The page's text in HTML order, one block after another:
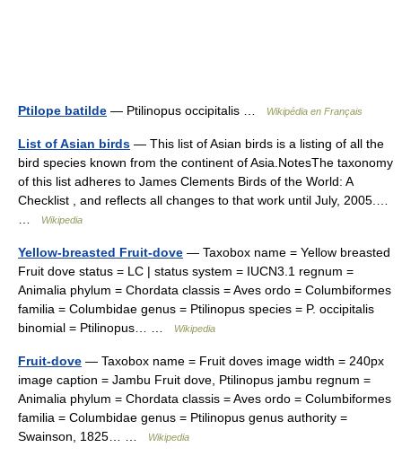
Ptilope batilde — Ptilinopus occipitalis … Wikipédia en Français
List of Asian birds — This list of Asian birds is a listing of all the
bird species known from the continent of Asia.NotesThe taxonomy
of this list adheres to James Clements Birds of the World: A
Checklist , and reflects all changes to that work until July, 2005.…
Wikipedia
Yellow-breasted Fruit-dove — Taxobox name = Yellow breasted
Fruit dove status = LC | status system = IUCN3.1 regnum =
Animalia phylum = Chordata classis = Aves ordo = Columbiformes
familia = Columbidae genus = Ptilinopus species = P. occipitalis
binomial = Ptilinopus… …
Wikipedia
Fruit-dove — Taxobox name = Fruit doves image width = 240px
image caption = Jambu Fruit dove, Ptilinopus jambu regnum =
Animalia phylum = Chordata classis = Aves ordo = Columbiformes
familia = Columbidae genus = Ptilinopus genus authority =
Swainson, 1825… …
Wikipedia